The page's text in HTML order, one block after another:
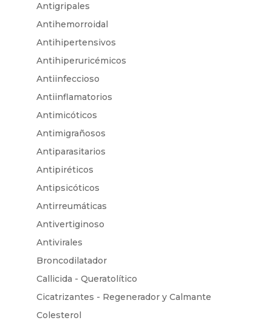
Antigripales
Antihemorroidal
Antihipertensivos
Antihiperuricémicos
Antiinfeccioso
Antiinflamatorios
Antimicóticos
Antimigrañosos
Antiparasitarios
Antipiréticos
Antipsicóticos
Antirreumáticas
Antivertiginoso
Antivirales
Broncodilatador
Callicida - Queratolítico
Cicatrizantes - Regenerador y Calmante
Colesterol